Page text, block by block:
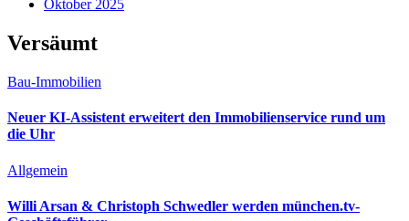
Oktober 2025
Versäumt
Bau-Immobilien
Neuer KI-Assistent erweitert den Immobilienservice rund um
die Uhr
Allgemein
Willi Arsan & Christoph Schwedler werden münchen.tv-